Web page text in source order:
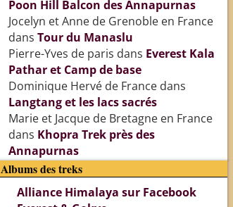
Poon Hill Balcon des Annapurnas
Jocelyn et Anne de Grenoble en France
dans Tour du Manaslu
Pierre-Yves de paris dans Everest Kala
Pathar et Camp de base
Dominique Hervé de Francedans
Langtang et les lacs sacrés
Marie et Jacque de Bretagne en France
dans Khopra Trek près des
Annapurnas
Albums des treks
Alliance Himalaya sur Facebook